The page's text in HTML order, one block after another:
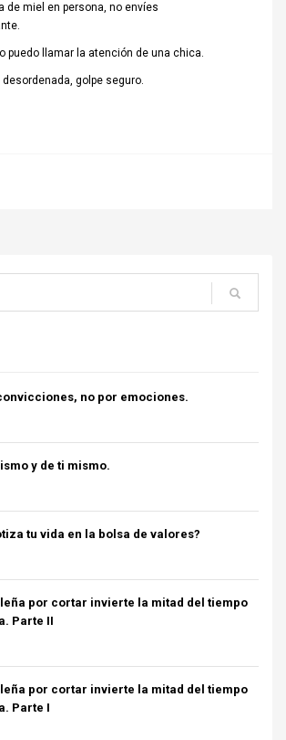
de miel en persona, no envíes
puedo llamar la atención de una chica.
desordenada, golpe seguro.
no por emociones.
y de ti mismo.
tu vida en la bolsa de valores?
por cortar invierte la mitad del tiempo
Parte II
por cortar invierte la mitad del tiempo
Parte I